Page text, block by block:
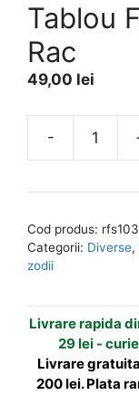
Tablou
Rac
49,00 lei
-
e
n
a
i
v
Cod produs:
Categorii: Diverse,
zodii
Livrare rapida
29 lei -
Livrare
200 lei. Plata